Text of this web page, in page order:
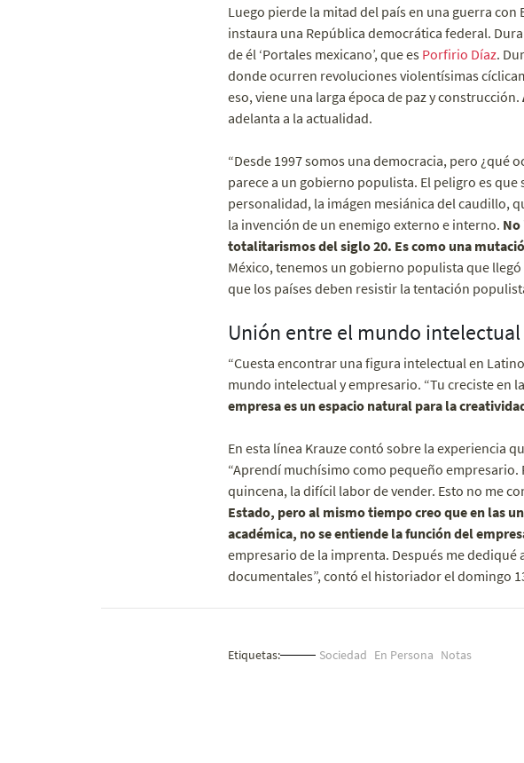
Luego pierde la mitad del país en una guerra
instaura una República democrática federal.
de él ‘Portales mexicano’, que es Porfirio Díaz.
donde ocurren revoluciones violentísimas
eso, viene una larga época de paz y construcción.
adelanta a la actualidad.
“Desde 1997 somos una democracia, pero ¿qué
parece a un gobierno populista. El peligro es
personalidad, la imágen mesiánica del caudillo,
la invención de un enemigo externo e interno.
totalitarismos del siglo 20. Es como una
México, tenemos un gobierno populista que
que los países deben resistir la tentación
Unión entre el mundo
“Cuesta encontrar una figura intelectual en
mundo intelectual y empresario. “Tu creciste en
empresa es un espacio natural para la
En esta línea Krauze contó sobre la experiencia
“Aprendí muchísimo como pequeño
quincena, la difícil labor de vender. Esto no me
Estado, pero al mismo tiempo creo que en las
académica, no se entiende la función del
empresario de la imprenta. Después me
documentales”, contó el historiador el domingo
Etiquetas: Sociedad En Persona Notas